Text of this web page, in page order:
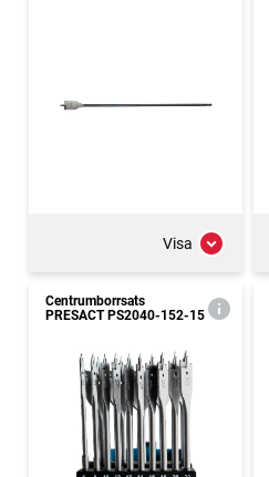
Visa
Centrumborrsats
PRESACT PS2040-152-15